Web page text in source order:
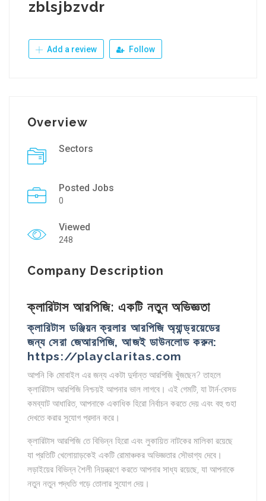
zblsjbzvdr
Add a review Follow
Overview
Sectors
Posted Jobs
0
Viewed
248
Company Description
ক্লারিটাস আরপিজি: একটি নতুন অভিজ্ঞতা
ক্লারিটাস ডঞ্জিয়ন ক্রলার আরপিজি অ্যান্ড্রয়েডের
জন্য সেরা জেআরপিজি, আজই ডাউনলোড করুন:
https://playclaritas.com
আপনি কি মোবাইল এর জন্য একটা দুর্দান্ত আরপিজি খুঁজছেন? তাহলে
ক্লারিটাস আরপিজি নিশ্চয়ই আপনার ভাল লাগবে। এই গেমটি, যা টার্ন-বেসড
কমব্যাট আধারিত, আপনাকে একাধিক হিরো নির্বাচন করতে দেয় এবং বহু গুহা
দেখতে করার সুযোগ প্রদান করে।
ক্লারিটাস আরপিজি তে বিভিন্ন হিরো এবং লুকায়িত নাটকের মালিকা রয়েছে
যা প্রতিটি খেলোয়াড়কেই একটি রোমাঞ্চকর অভিজ্ঞতার সৌভাগ্য দেবে।
লড়াইয়ের বিভিন্ন শৈলী নিয়ন্ত্রণে করতে আপনার সাধ্য রয়েছে, যা আপনাকে
নতুন নতুন পদ্ধতি গড়ে তোলার সুযোগ দেয়।